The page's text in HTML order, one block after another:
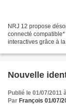
NRJ 12 propose
connecté
interactives grâce à
Nouvelle
Publié le 01/07/2011
Par François 01/07/